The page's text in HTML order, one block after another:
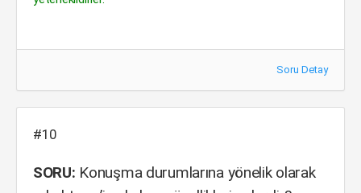
Soru Detay
#10
SORU: Konuşma durumlarına yönelik olarak